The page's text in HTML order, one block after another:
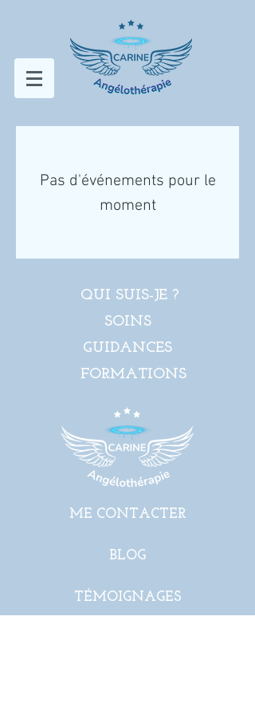
Pas d'événements pour le
moment
QUI SUIS-JE ?
SOINS
GUIDANCES
FORMATIONS
ME CONTACTER
BLOG
TÉMOIGNAGES